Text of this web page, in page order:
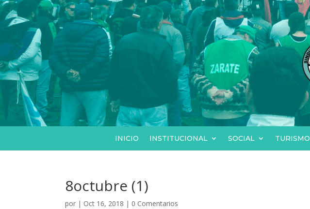
INICIO INSTITUCIONAL SOCIAL TURISMO
8octubre (1)
por | Oct 16, 2018 | 0 Comentarios